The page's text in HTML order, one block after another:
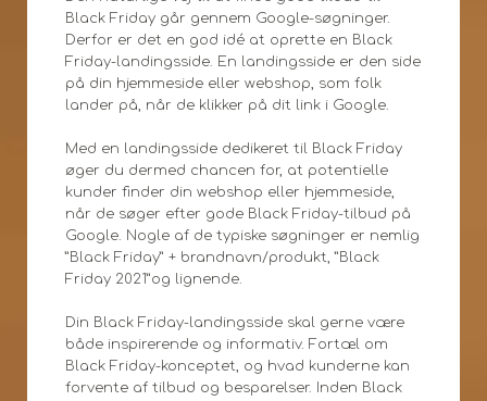
Black Friday går gennem Google-søgninger.
Derfor er det en god idé at oprette en Black
Friday-landingsside. En landingsside er den side
på din hjemmeside eller webshop, som folk
lander på, når de klikker på dit link i Google.
Med en landingsside dedikeret til Black Friday
øger du dermed chancen for, at potentielle
kunder finder din webshop eller hjemmeside,
når de søger efter gode Black Friday-tilbud på
Google. Nogle af de typiske søgninger er nemlig
”Black Friday” + brandnavn/produkt, ”Black
Friday 2021”og lignende.
Din Black Friday-landingsside skal gerne være
både inspirerende og informativ. Fortæl om
Black Friday-konceptet, og hvad kunderne kan
forvente af tilbud og besparelser. Inden Black